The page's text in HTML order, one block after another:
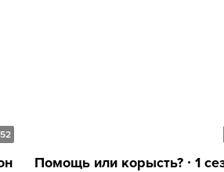
Помощь или корысть? ∙ 1